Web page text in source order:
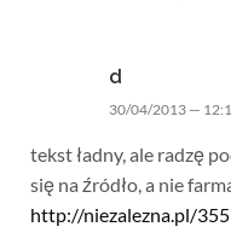
d
30/04/2013 —
tekst ładny, ale radzę
się na źródło, a nie
http://niezalezna.pl/